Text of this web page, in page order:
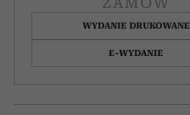
WYDANIE DRUKOWANE
E-WYDANIE